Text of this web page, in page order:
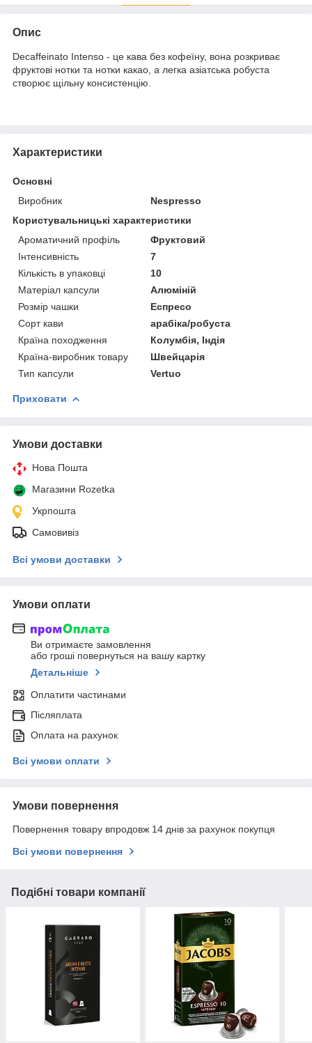
Опис
Decaffeinato Intenso - це кава без кофеїну, вона розкриває
фруктові нотки та нотки какао, а легка азіатська робуста
створює щільну консистенцію.
Характеристики
Основні
Виробник
Nespresso
Користувальницькі характеристики
Ароматичний профіль
Фруктовий
Інтенсивність
7
Кількість в упаковці
10
Матеріал капсули
Алюміній
Розмір чашки
Еспресо
Сорт кави
арабіка/робуста
Країна походження
Колумбія, Індія
Країна-виробник товару
Швейцарія
Тип капсули
Vertuo
Приховати
Умови доставки
Нова Пошта
Магазини Rozetka
Укрпошта
Самовивіз
Всі умови доставки
Умови оплати
Ви отримаєте замовлення
або гроші повернуться на вашу картку
Детальніше
Оплатити частинами
Післяплата
Оплата на рахунок
Всі умови оплати
Умови повернення
Повернення товару впродовж 14 днів за рахунок покупця
Всі умови повернення
Подібні товари компанії